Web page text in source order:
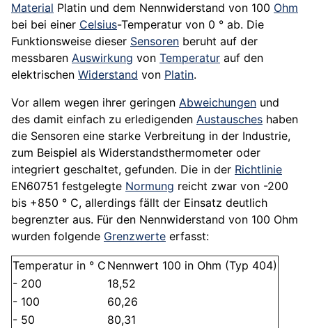
Material Platin und dem Nennwiderstand von 100 Ohm
bei bei einer Celsius-Temperatur von 0 ° ab. Die
Funktionsweise dieser Sensoren beruht auf der
messbaren Auswirkung von Temperatur auf den
elektrischen Widerstand von Platin.
Vor allem wegen ihrer geringen Abweichungen und
des damit einfach zu erledigenden Austausches haben
die Sensoren eine starke Verbreitung in der Industrie,
zum Beispiel als Widerstands­thermometer oder
integriert geschaltet, gefunden. Die in der Richtlinie
EN60751 festgelegte Normung reicht zwar von -200
bis +850 ° C, allerdings fällt der Einsatz deutlich
begrenzter aus. Für den Nennwiderstand von 100 Ohm
wurden folgende Grenzwerte erfasst:
Temperatur in ° C Nennwert 100 in Ohm (Typ 404)
- 200
18,52
- 100
60,26
- 50
80,31